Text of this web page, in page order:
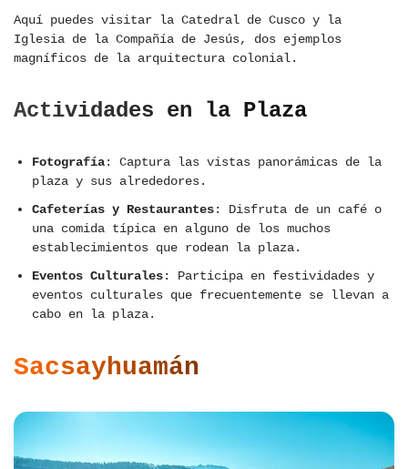
Aquí puedes visitar la Catedral de Cusco y la
Iglesia de la Compañía de Jesús, dos ejemplos
magníficos de la arquitectura colonial.
Actividades en la Plaza
Fotografía: Captura las vistas panorámicas de la
plaza y sus alrededores.
Cafeterías y Restaurantes: Disfruta de un café o
una comida típica en alguno de los muchos
establecimientos que rodean la plaza.
Eventos Culturales: Participa en festividades y
eventos culturales que frecuentemente se llevan a
cabo en la plaza.
Sacsayhuamán